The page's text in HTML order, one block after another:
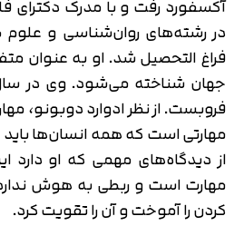
آکسفورد رفت و با مدرک دکترای
در رشته‌های روان‌شناسی و علوم
فراغ التحصیل شد. او به عنوان
فروبست. از نظر ادوارد دوبونو،
مهارتی است که همه انسان‌ها
از دیدگاه‌های مهمی که او
مهارت است و ربطی به هوش
کردن را آموخت و آن را تقویت کرد.